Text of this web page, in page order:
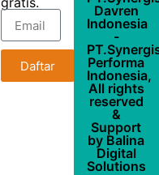
Daftar
Davren
Indonesia
-
Performa
Indonesia,
All rights
reserved
&
Support
by Balina
Digital
Solutions